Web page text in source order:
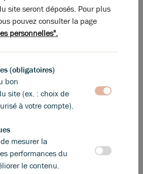
à ARNAS !
site seront déposés. Pour plus
pouvez consulter la page
personnelles".
(obligatoires)
bon
site (ex. : choix de
à votre compte).
mesurer la
performances du
le contenu.